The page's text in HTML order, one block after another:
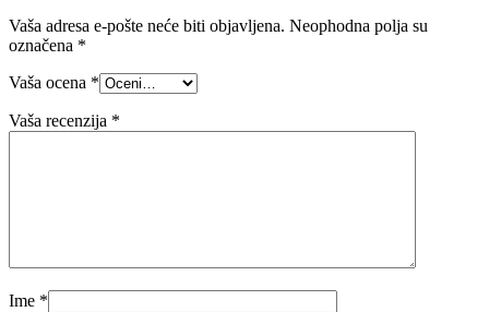
Vaša adresa e-pošte neće biti objavljena. Neophodna polja su
označena *
Vaša ocena *
Vaša recenzija *
Ime *